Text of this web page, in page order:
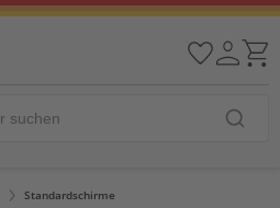
Standardschirme